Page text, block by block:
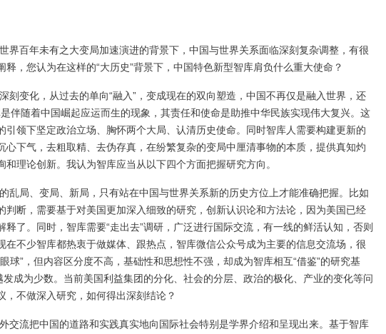
界百年未有之大变局加速演进的背景下，中国与世界关系面临深刻复杂调整，有很
，您认为在这样的“大历史”背景下，中国特色新型智库肩负什么重大使命？
刻变化，从过去的单向“融入”，变成现在的双向塑造，中国不再仅是融入世界，还
伴随着中国崛起应运而生的现象，其责任和使命是助推中华民族实现伟大复兴。这
领下坚定政治立场、胸怀两个大局、认清历史使命。同时智库人需要构建更新的
下气，去粗取精、去伪存真，在纷繁复杂的变局中厘清事物的本质，提供真知灼
理论创新。我认为智库应当从以下四个方面把握研究方向。
乱局、变局、新局，只有站在中国与世界关系新的历史方位上才能准确把握。比如
断，需要基于对美国更加深入细致的研究，创新认识论和方法论，因为美国已经
了。同时，智库需要“走出去”调研，广泛进行国际交流，有一线的鲜活认知，否则
不少智库都热衷于做媒体、跟热点，智库微信公众号成为主要的信息交流场，很
球”，但内容区分度不高，基础性和思想性不强，却成为智库相互“借鉴”的研究基
成为少数。当前美国利益集团的分化、社会的分层、政治的极化、产业的变化等问
不做深入研究，如何得出深刻结论？
交流把中国的道路和实践真实地向国际社会特别是学界介绍和呈现出来。基于智库